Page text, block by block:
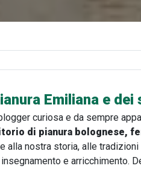
Emiliana e
curiosa e da sempre
di pianura bolognese,
alla nostra storia, alle
e arricchimento.